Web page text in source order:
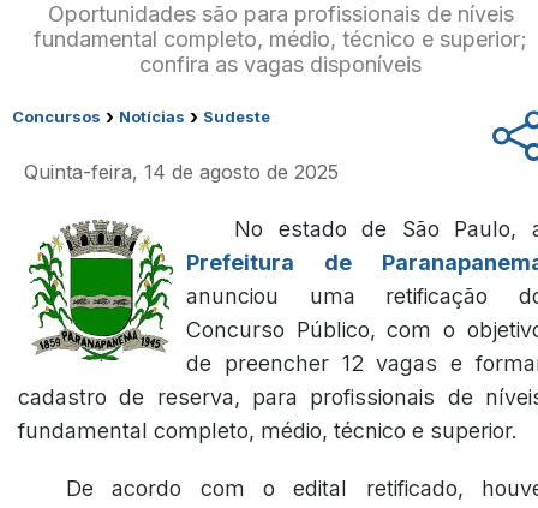
Oportunidades são para profissionais de níveis
fundamental completo, médio, técnico e superior;
confira as vagas disponíveis
Concursos › Notícias › Sudeste
Quinta-feira, 14 de agosto de 2025
No estado de São Paulo,
Prefeitura de
anunciou uma retificação
Concurso Público, com o
de preencher 12 vagas e
cadastro de reserva, para profissionais de
fundamental completo, médio, técnico e superior.
De acordo com o edital retificado,